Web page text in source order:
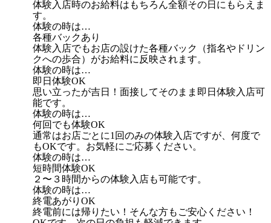
体験入店時のお給料はもちろん全額その日にもらえま
す。
体験の時は…
各種バックあり
体験入店でもお店の設けた各種バック（指名やドリン
クへの歩合）がお給料に反映されます。
体験の時は…
即日体験OK
思い立ったが吉日！面接してそのまま即日体験入店可
能です。
体験の時は…
何回でも体験OK
通常はお店ごとに1回のみの体験入店ですが、何度で
もOKです。お気軽にご応募ください。
体験の時は…
短時間体験OK
２〜３時間からの体験入店も可能です。
体験の時は…
終電あがりOK
終電前には帰りたい！そんな方もご安心ください！